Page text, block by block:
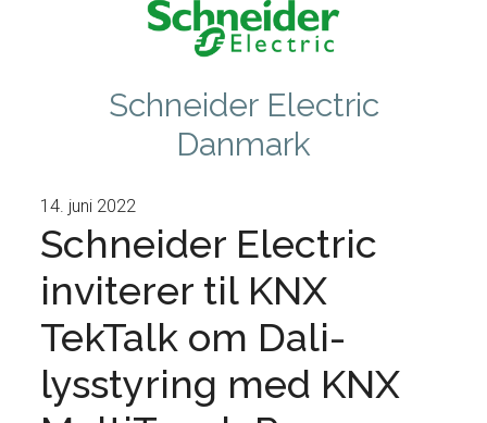
Schneider Electric
Danmark
14. juni 2022
Schneider Electric
inviterer til KNX
TekTalk om Dali-
lysstyring med KNX